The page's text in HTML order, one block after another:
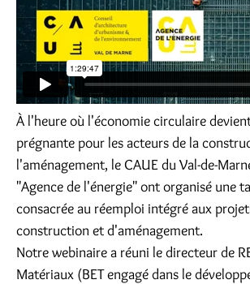
À l'heure où l'économie circulaire
prégnante pour les acteurs de la
l'aménagement, le CAUE du Val-de-
"Agence de l'énergie" ont organisé une
consacrée au réemploi intégré aux
construction et d'aménagement.
Notre webinaire a réuni le directeur de
Matériaux (BET engagé dans le